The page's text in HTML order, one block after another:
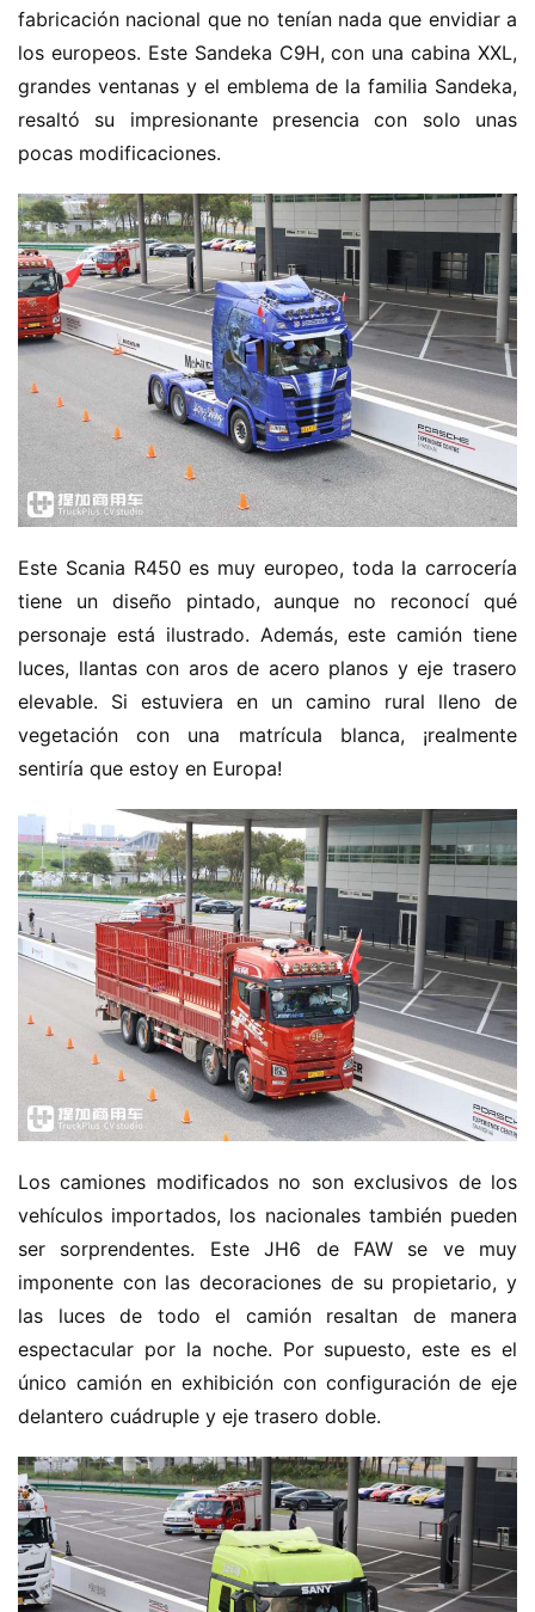
fabricación nacional que no tenían nada que envidiar a
los europeos. Este Sandeka C9H, con una cabina XXL,
grandes ventanas y el emblema de la familia Sandeka,
resaltó su impresionante presencia con solo unas
pocas modificaciones.
Este Scania R450 es muy europeo, toda la carrocería
tiene un diseño pintado, aunque no reconocí qué
personaje está ilustrado. Además, este camión tiene
luces, llantas con aros de acero planos y eje trasero
elevable. Si estuviera en un camino rural lleno de
vegetación con una matrícula blanca, ¡realmente
sentiría que estoy en Europa!
Los camiones modificados no son exclusivos de los
vehículos importados, los nacionales también pueden
ser sorprendentes. Este JH6 de FAW se ve muy
imponente con las decoraciones de su propietario, y
las luces de todo el camión resaltan de manera
espectacular por la noche. Por supuesto, este es el
único camión en exhibición con configuración de eje
delantero cuádruple y eje trasero doble.